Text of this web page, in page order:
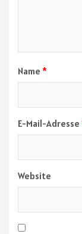
Name *
E-Mail-Adresse
Website